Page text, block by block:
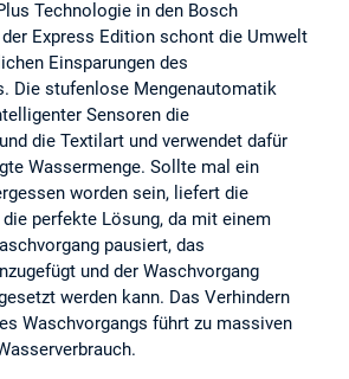
Technologie in den Bosch
Express Edition schont die Umwelt
Einsparungen des
Die stufenlose Mengenautomatik
Sensoren die
die Textilart und verwendet dafür
Wassermenge. Sollte mal ein
worden sein, liefert die
perfekte Lösung, da mit einem
pausiert, das
und der Waschvorgang
werden kann. Das Verhindern
Waschvorgangs führt zu massiven